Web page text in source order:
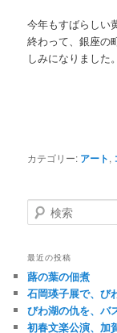
今年もすばらしい
終わって、銀座の
しみになりました。
カテゴリー: アート,
検索
最近の投稿
蕗の葉の佃煮
石岡瑛子展で、び
びわ湖の仇を、バ
初春文楽公演、加